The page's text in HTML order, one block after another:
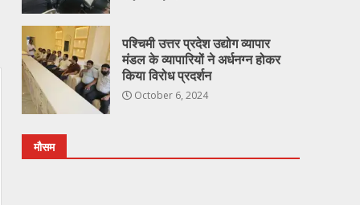
पश्चिमी उत्तर प्रदेश उद्योग व्यापार
मंडल के व्यापारियों ने अर्धनग्न होकर
किया विरोध प्रदर्शन
October 6, 2024
मौसम